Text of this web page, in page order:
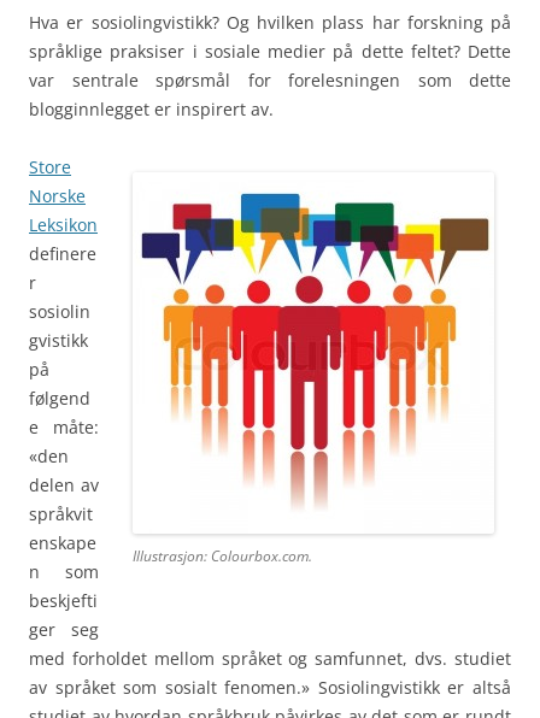
Hva er sosiolingvistikk? Og hvilken plass har forskning på
språklige praksiser i sosiale medier på dette feltet? Dette
var sentrale spørsmål for forelesningen som dette
blogginnlegget er inspirert av.
Illustrasjon: Colourbox.com.
Store
Norske
Leksikon
definere
r
sosiolin
gvistikk
på
følgend
e måte:
«den
delen av
språkvit
enskape
n som
beskjefti
ger seg
med forholdet mellom språket og samfunnet, dvs. studiet
av språket som sosialt fenomen.» Sosiolingvistikk er altså